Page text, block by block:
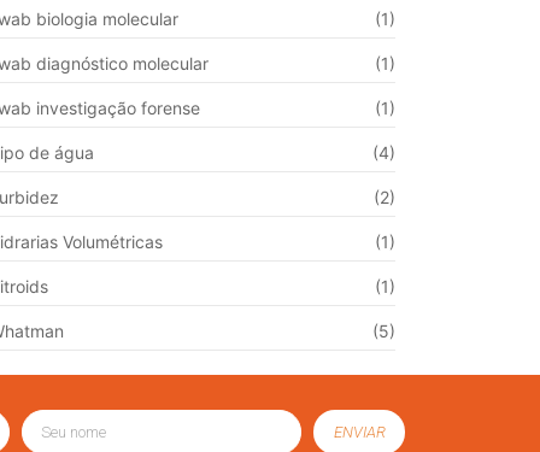
biologia molecular (1)
diagnóstico molecular (1)
investigação forense (1)
de água (4)
(2)
Volumétricas (1)
(1)
(5)
ENVIAR